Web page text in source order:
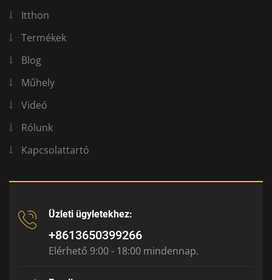
Itthon
Termékek
Blog
Műhely
Videó
Rólunk
Kapcsolattartó
Üzleti ügyletekhez:
+8613650399266
Elérhető 9:00 - 18:00 mindennap.